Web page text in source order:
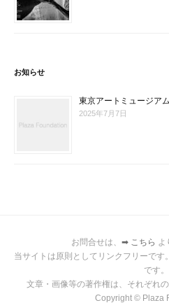
お知らせ
東京アートミュージア
2025年7月7日
お問合せは、 ➡ こちら よ
当サイトは原則としてリンクフリーで
です。
文章・画像等の著作権は、それぞれ
Copyright © Plaza